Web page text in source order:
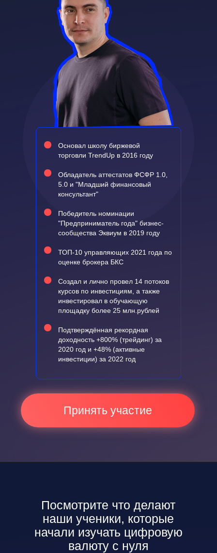
Основал школу биржевой
торговли TrendUp в 2016 году
Обладатель аттестатов ФСФР 1.0,
5.0 и "Младший финансовый
консультант"
Победитель номинации
"Предприниматель года" бизнес-
сообщества Эквиум в 2019 году
ТОП-10 управляющих 2021 года по
оценке брокера БКС
Создал и лично провел 14 потоков
курсов по инвестициям, а также
инвестировал в обучающую
площадку более 25 млн.рублей
Подтверждённая рекордная
доходность +800% (трейдинг) за
2020 год и +48% (активные
инвестиции) за 2022 год
Принять участие
Посмотрите что делают
наши ученики, которые
начали изучать цифровую
валюту с нуля